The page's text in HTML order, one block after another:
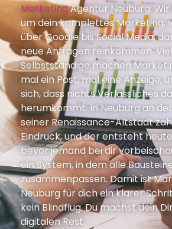
MarketingAgentur Neuburg:
um dein komplettes Marketing,
über Google bis Social Media,
neue Anfragen reinkommen.
Selbstständige machen
mal ein Post, mal eine Anzeige,
sich, dass nichts Verlässliches
herumkommt. In Neuburg an
seiner Renaissance-Altstadt
Eindruck, und der entsteht
bevor jemand bei dir
ein System, in dem alle
zusammenpassen. Damit ist
Neuburg für dich ein klarer
kein Blindflug. Du machst dein
digitalen Rest.